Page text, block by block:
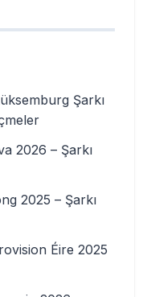
Şarkı
2026 – Şarkı
2025 – Şarkı
Éire 2025